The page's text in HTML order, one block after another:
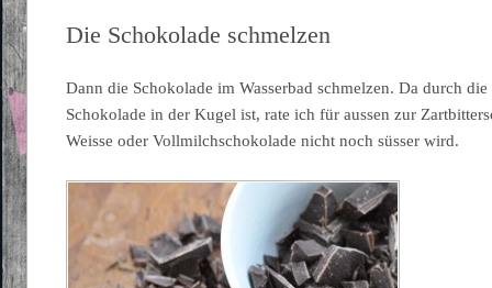
Die Schokolade schmelzen
Dann die Schokolade im Wasserbad schmelzen. Da durch
Schokolade in der Kugel ist, rate ich für aussen zur
Weisse oder Vollmilchschokolade nicht noch süsser wird.